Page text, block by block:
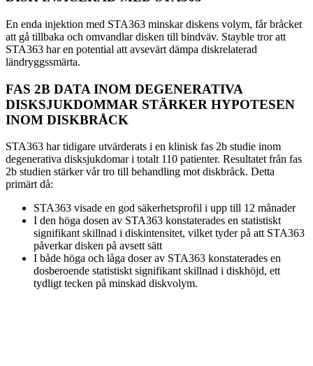
En enda injektion med STA363 minskar diskens volym, får bråcket
att gå tillbaka och omvandlar disken till bindväv. Stayble tror att
STA363 har en potential att avsevärt dämpa diskrelaterad
ländryggssmärta.
FAS 2B DATA INOM DEGENERATIVA
DISKSJUKDOMMAR STÄRKER HYPOTESEN
INOM DISKBRÅCK
STA363 har tidigare utvärderats i en klinisk fas 2b studie inom
degenerativa disksjukdomar i totalt 110 patienter. Resultatet från fas
2b studien stärker vår tro till behandling mot diskbråck. Detta
primärt då:
STA363 visade en god säkerhetsprofil i upp till 12 månader
I den höga dosen av STA363 konstaterades en statistiskt
signifikant skillnad i diskintensitet, vilket tyder på att STA363
påverkar disken på avsett sätt
I både höga och låga doser av STA363 konstaterades en
dosberoende statistiskt signifikant skillnad i diskhöjd, ett
tydligt tecken på minskad diskvolym.